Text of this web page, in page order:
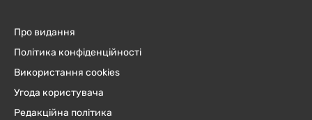
Про видання
Політика конфіденційності
Використання cookies
Угода користувача
Редакційна політика